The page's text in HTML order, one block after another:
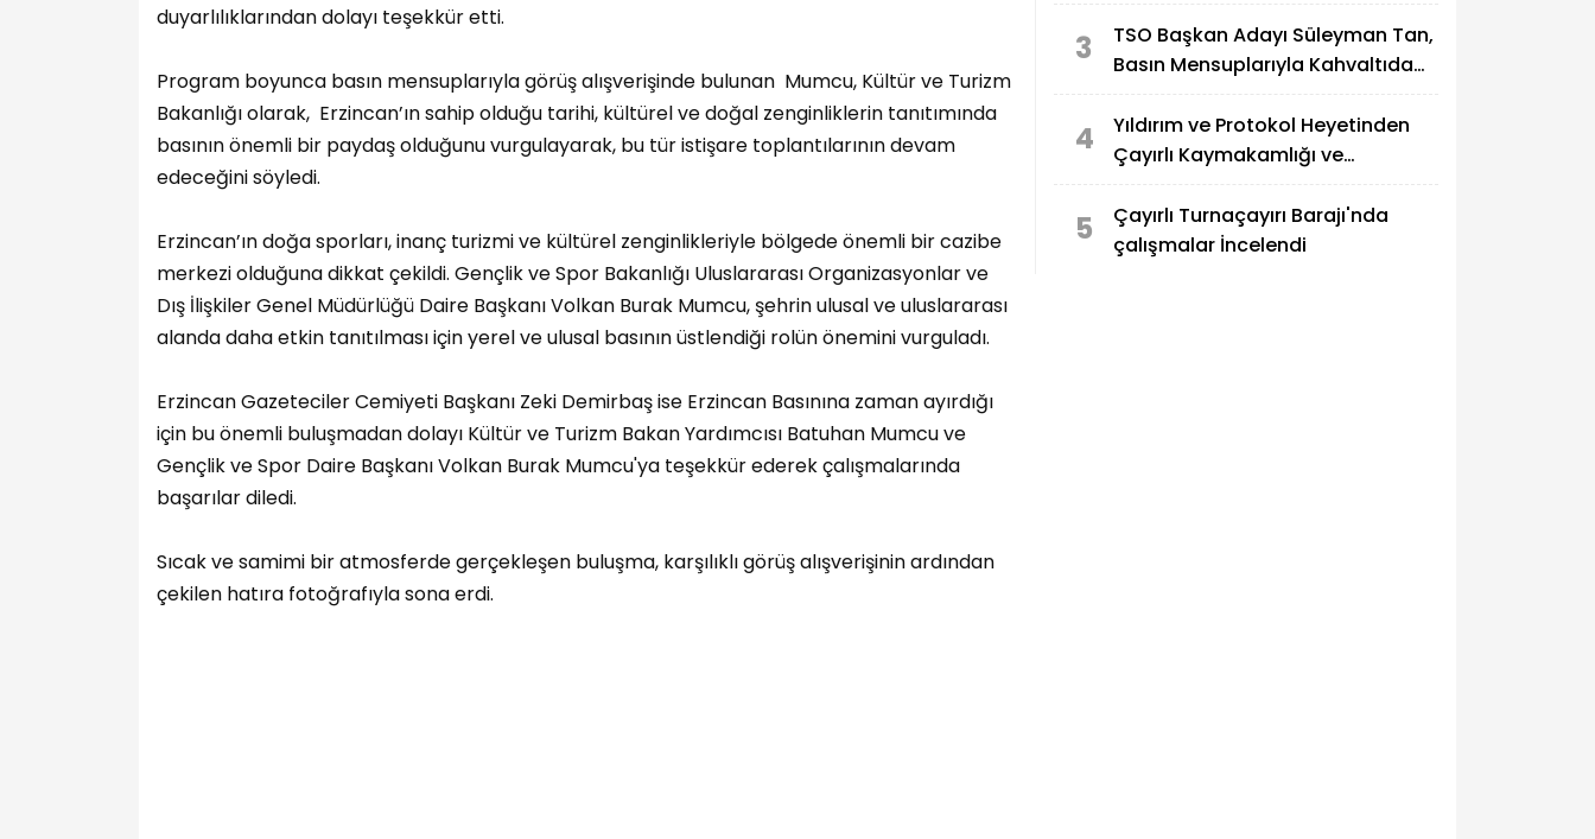
duyarlılıklarından dolayı teşekkür etti.
Program boyunca basın mensuplarıyla görüş alışverişinde bulunan Mumcu, Kültür ve Turizm
Bakanlığı olarak, Erzincan’ın sahip olduğu tarihi, kültürel ve doğal zenginliklerin tanıtımında
basının önemli bir paydaş olduğunu vurgulayarak, bu tür istişare toplantılarının devam
edeceğini söyledi.
Erzincan’ın doğa sporları, inanç turizmi ve kültürel zenginlikleriyle bölgede önemli bir cazibe
merkezi olduğuna dikkat çekildi. Gençlik ve Spor Bakanlığı Uluslararası Organizasyonlar ve
Dış İlişkiler Genel Müdürlüğü Daire Başkanı Volkan Burak Mumcu, şehrin ulusal ve uluslararası
alanda daha etkin tanıtılması için yerel ve ulusal basının üstlendiği rolün önemini vurguladı.
Erzincan Gazeteciler Cemiyeti Başkanı Zeki Demirbaş ise Erzincan Basınına zaman ayırdığı
için bu önemli buluşmadan dolayı Kültür ve Turizm Bakan Yardımcısı Batuhan Mumcu ve
Gençlik ve Spor Daire Başkanı Volkan Burak Mumcu'ya teşekkür ederek çalışmalarında
başarılar diledi.
Sıcak ve samimi bir atmosferde gerçekleşen buluşma, karşılıklı görüş alışverişinin ardından
çekilen hatıra fotoğrafıyla sona erdi.
3
TSO Başkan Adayı Süleyman Tan,
Basın Mensuplarıyla Kahvaltıda
4
Yıldırım ve Protokol Heyetinden
Çayırlı Kaymakamlığı ve
5
Çayırlı Turnaçayırı Barajı'nda
çalışmalar İncelendi